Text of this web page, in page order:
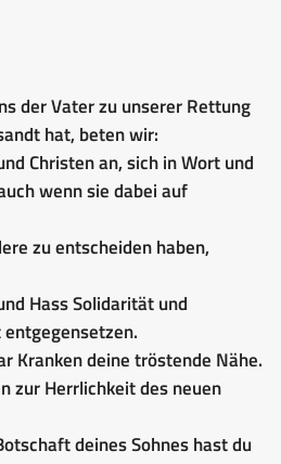
der Vater zu unserer Rettung
hat, beten wir:
Christen an, sich in Wort und
wenn sie dabei auf
zu entscheiden haben,
Hass Solidarität und
Kranken deine tröstende Nähe.
zur Herrlichkeit des neuen
deines Sohnes hast du